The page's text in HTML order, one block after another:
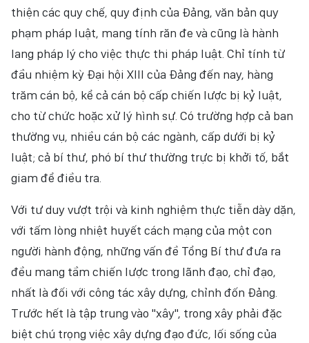
thiện các quy chế, quy định của Đảng, văn bản quy
phạm pháp luật, mang tính răn đe và cũng là hành
lang pháp lý cho việc thực thi pháp luật. Chỉ tính từ
đầu nhiệm kỳ Đại hội XIII của Đảng đến nay, hàng
trăm cán bộ, kể cả cán bộ cấp chiến lược bị kỷ luật,
cho từ chức hoặc xử lý hình sự. Có trường hợp cả ban
thường vụ, nhiều cán bộ các ngành, cấp dưới bị kỷ
luật; cả bí thư, phó bí thư thường trực bị khởi tố, bắt
giam để điều tra.
Với tư duy vượt trội và kinh nghiệm thực tiễn dày dặn,
với tấm lòng nhiệt huyết cách mạng của một con
người hành động, những vấn đề Tổng Bí thư đưa ra
đều mang tầm chiến lược trong lãnh đạo, chỉ đạo,
nhất là đối với công tác xây dựng, chỉnh đốn Đảng.
Trước hết là tập trung vào "xây", trong xây phải đặc
biệt chú trọng việc xây dựng đạo đức, lối sống của